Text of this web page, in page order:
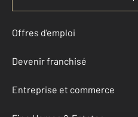
Offres d'emploi
Devenir franchisé
Entreprise et commerce